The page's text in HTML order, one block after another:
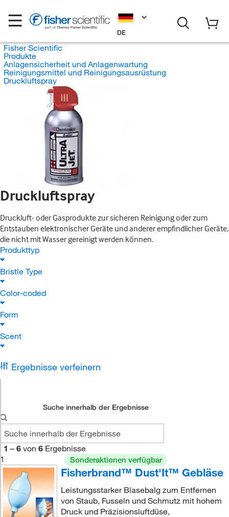
DE
Fisher Scientific
Produkte
Anlagensicherheit und Anlagenwartung
Reinigungsmittel und Reinigungsausrüstung
Druckluftspray
Druckluftspray
Druckluft- oder Gasprodukte zur sicheren Reinigung oder zum
Entstauben elektronischer Geräte und anderer empfindlicher Geräte,
die nicht mit Wasser gereinigt werden können.
Produkttyp
Bristle Type
Color-coded
Form
Scent
Ergebnisse verfeinern
Suche innerhalb der Ergebnisse
1 – 6 von 6 Ergebnisse
1
Sonderaktionen verfügbar
Fisherbrand™ Dust'It™ Gebläse
Leistungsstarker Blasebalg zum Entfernen
von Staub, Fusseln und Schmutz mit hohem
Druck und Präzisionsluftdüse,